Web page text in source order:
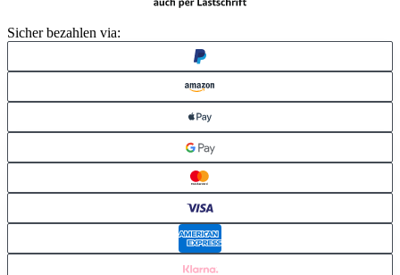
Sicher bezahlen via: